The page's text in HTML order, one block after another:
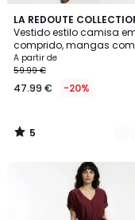
LA REDOUTE
Vestido estilo camisa
comprido, mangas
A partir de
59.99 €
47.99 € -20%
5
/
5
2
Cores
5
/